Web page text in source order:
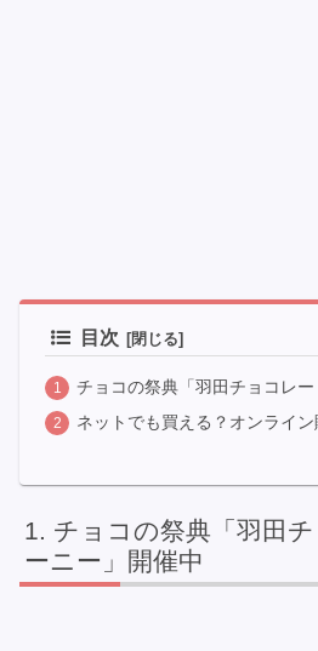
目次
チョコの祭典「羽田チョコレ
ネットでも買える？オンライン
チョコの祭典「羽田
ーニー」開催中